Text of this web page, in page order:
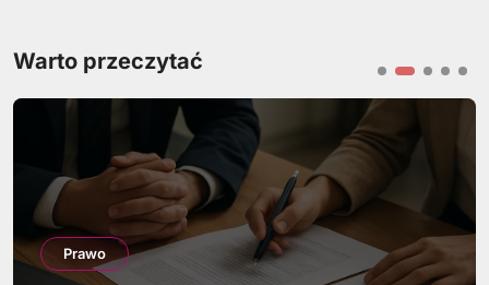
Warto przeczytać
Prawo